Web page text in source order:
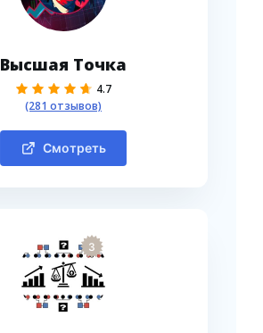
Высшая Точка
4.7
(281 отзывов)
Смотреть
3